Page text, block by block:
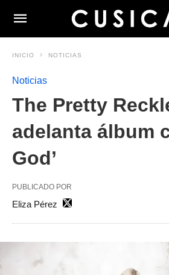
INICIO NOTICIAS
Noticias
The Pretty
adelanta álbum
God’
PUBLICADO POR
Eliza Pérez